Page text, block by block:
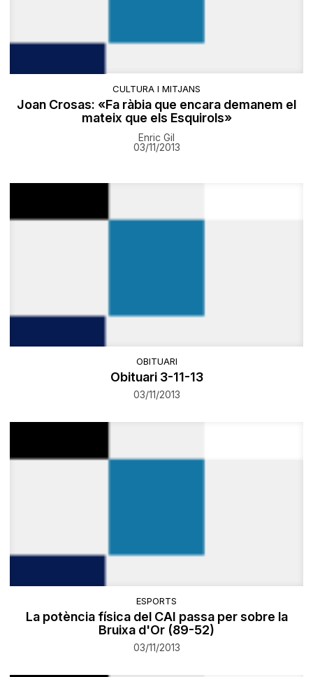
CULTURA I MITJANS
Joan Crosas: «Fa ràbia que encara demanem el
mateix que els Esquirols»
Enric Gil
03/11/2013
OBITUARI
Obituari 3-11-13
03/11/2013
ESPORTS
La potència física del CAI passa per sobre la
Bruixa d'Or (89-52)
03/11/2013